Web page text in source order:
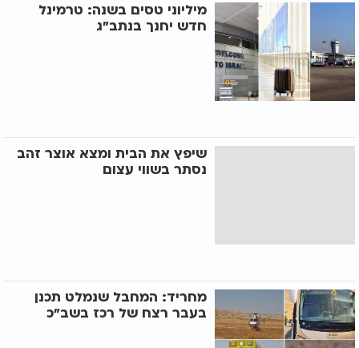
מיליוני טסים בשנה: טרמינל
חדש יחנך בנתב"ג
שיפץ את הבית ומצא אוצר זהב
נסתר בשווי עצום
מחריד: המחבל שנמלט תכנן
בעבר רצח של רכז בשב"כ